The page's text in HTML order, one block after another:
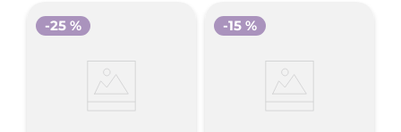
-25 % -15 %